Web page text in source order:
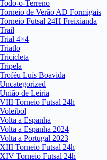
Todo-o-Terreno
Torneio de Verão AD Formigais
Torneio Futsal 24H Freixianda
Trail
Trial 4×4
Triatlo
Tricicleta
Tripela
Troféu Luís Boavida
Uncategorized
União de Leiria
VIII Torneio Futsal 24h
Voleibol
Volta a Espanha
Volta a Espanha 2024
Volta a Portugal 2023
XIII Torneio Futsal 24h
XIV Torneio Futsal 24h